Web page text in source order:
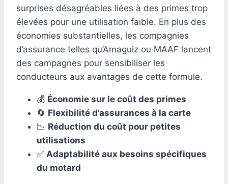
surprises désagréables liées à des primes trop
élevées pour une utilisation faible. En plus des
économies substantielles, les compagnies
d’assurance telles qu’Amaguiz ou MAAF lancent
des campagnes pour sensibiliser les
conducteurs aux avantages de cette formule.
💰 Économie sur le coût des primes
🔄 Flexibilité d’assurances à la carte
📉 Réduction du coût pour petites
utilisations
✅ Adaptabilité aux besoins spécifiques
du motard